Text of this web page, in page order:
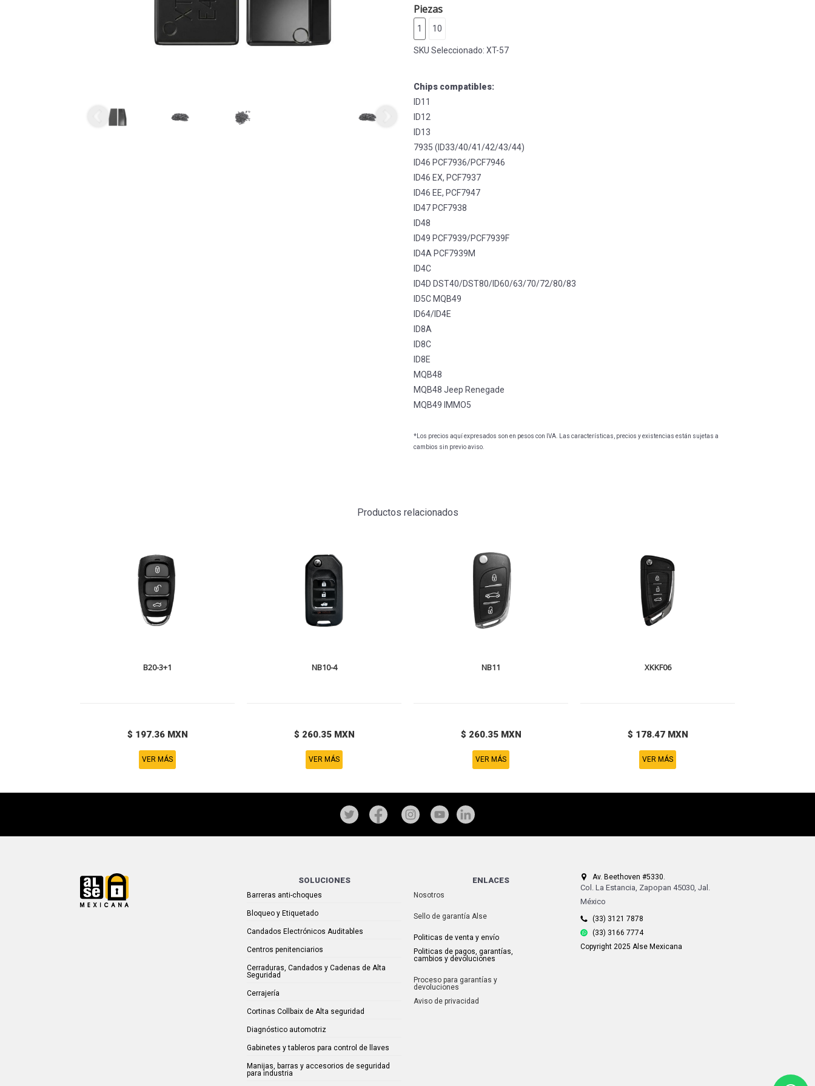
Piezas
1 10
SKU Seleccionado: XT-57
Chips compatibles:
ID11
ID12
ID13
7935 (ID33/40/41/42/43/44)
ID46 PCF7936/PCF7946
ID46 EX, PCF7937
ID46 EE, PCF7947
ID47 PCF7938
ID48
ID49 PCF7939/PCF7939F
ID4A PCF7939M
ID4C
ID4D DST40/DST80/ID60/63/70/72/80/83
ID5C MQB49
ID64/ID4E
ID8A
ID8C
ID8E
MQB48
MQB48 Jeep Renegade
MQB49 IMMO5
*Los precios aquí expresados son en pesos con IVA. Las características, precios y existencias están sujetas a
cambios sin previo aviso.
Productos relacionados
B20-3+1
$ 197.36 MXN
VER MÁS
NB10-4
$ 260.35 MXN
VER MÁS
NB11
$ 260.35 MXN
VER MÁS
XKKF06
$ 178.47 MXN
VER MÁS
SOLUCIONES
Barreras anti-choques
Bloqueo y Etiquetado
Candados Electrónicos Auditables
Centros penitenciarios
Cerraduras, Candados y Cadenas de Alta
Seguridad
Cerrajería
Cortinas Collbaix de Alta seguridad
Diagnóstico automotriz
Gabinetes y tableros para control de llaves
Manijas, barras y accesorios de seguridad
para industria
ENLACES
Nosotros
Sello de garantía Alse
Politicas de venta y envío
Politicas de pagos, garantías,
cambios y devoluciones
Proceso para garantías y
devoluciones
Aviso de privacidad
Av. Beethoven #5330.
Col. La Estancia, Zapopan 45030, Jal.
México
(33) 3121 7878
(33) 3166 7774
Copyright 2025 Alse Mexicana